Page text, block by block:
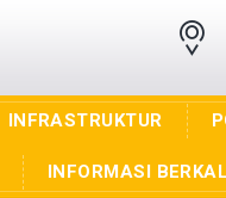
INFRASTRUKTUR
INFORMASI